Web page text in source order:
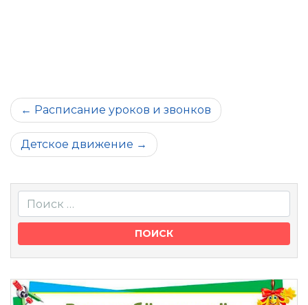
Навигация
по
записям
Расписание уроков и звонков
Детское движение